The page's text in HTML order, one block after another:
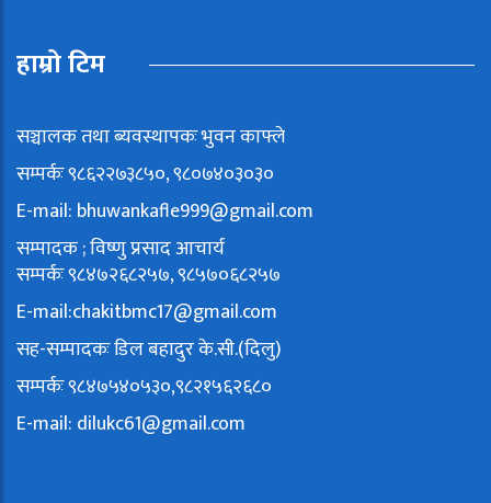
हाम्रो टिम
सञ्चालक तथा ब्यवस्थापकः भुवन काफ्ले
सम्पर्कः ९८६२२७३८५०, ९८०७४०३०३०
E-mail: bhuwankafle999@gmail.com
सम्पादक ; विष्णु प्रसाद आचार्य
सम्पर्कः ९८४७२६८२५७, ९८५७०६८२५७
E-mail:chakitbmc17@gmail.com
सह-सम्पादकः डिल बहादुर के.सी.(दिलु)
सम्पर्कः ९८४७५४०५३०,९८२१५६२६८०
E-mail: dilukc61@gmail.com